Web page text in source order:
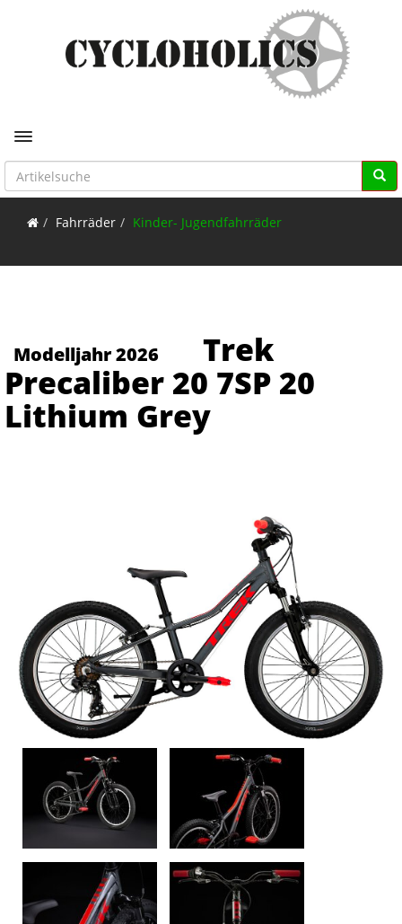
Toggle navigation
Fahrräder Kinder- Jugendfahrräder
Modelljahr 2026
Trek
Precaliber 20 7SP 20
Lithium Grey